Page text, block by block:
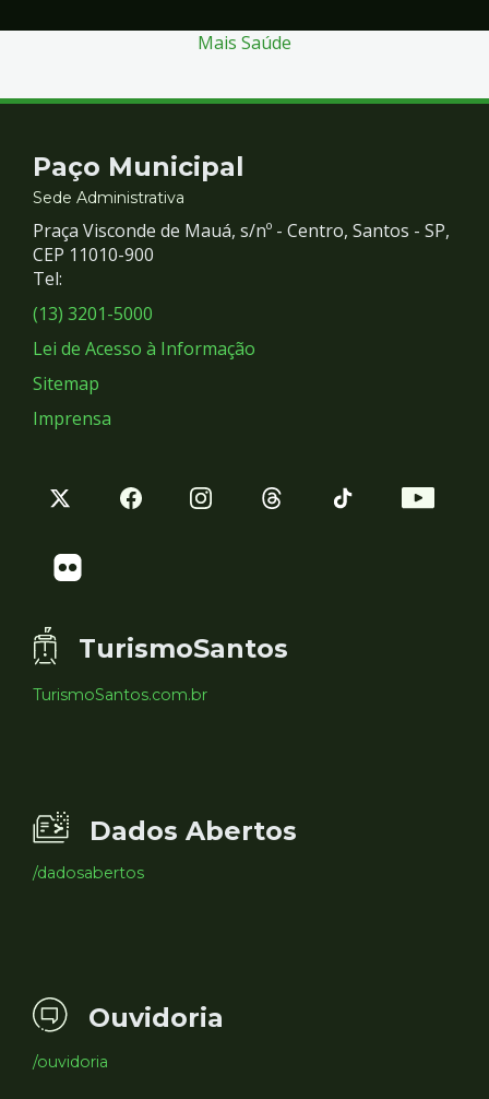
Mais Saúde
Contato
e
Redes
Sociais
Paço Municipal
Sede Administrativa
Praça Visconde de Mauá, s/nº - Centro, Santos - SP,
CEP 11010-900
Tel:
(13) 3201-5000
Lei de Acesso à Informação
Sitemap
Imprensa
TurismoSantos
TurismoSantos.com.br
Dados Abertos
/dadosabertos
Ouvidoria
/ouvidoria